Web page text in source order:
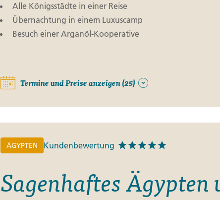
Alle Königsstädte in einer Reise
Übernachtung in einem Luxuscamp
Besuch einer Arganöl-Kooperative
Termine und Preise anzeigen (25)
ÄGYPTEN Kundenbewertung
Sagenhaftes Ägypten